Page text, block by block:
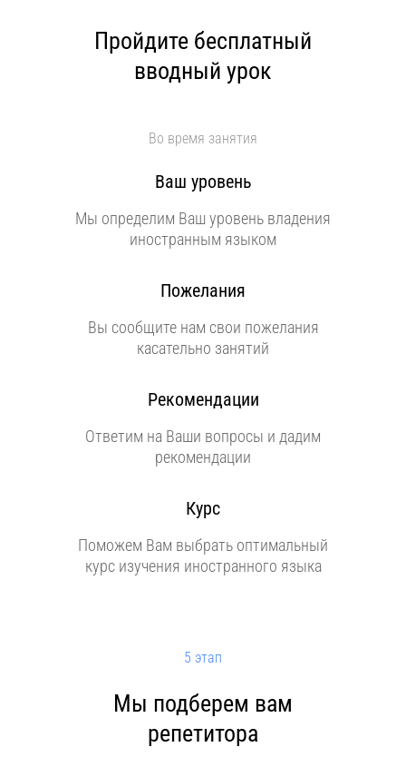
Пройдите бесплатный
вводный урок
Во время занятия
Ваш уровень
Мы определим Ваш уровень владения
иностранным языком
Пожелания
Вы сообщите нам свои пожелания
касательно занятий
Рекомендации
Ответим на Ваши вопросы и дадим
рекомендации
Курс
Поможем Вам выбрать оптимальный
курс изучения иностранного языка
5 этап
Мы подберем вам
репетитора